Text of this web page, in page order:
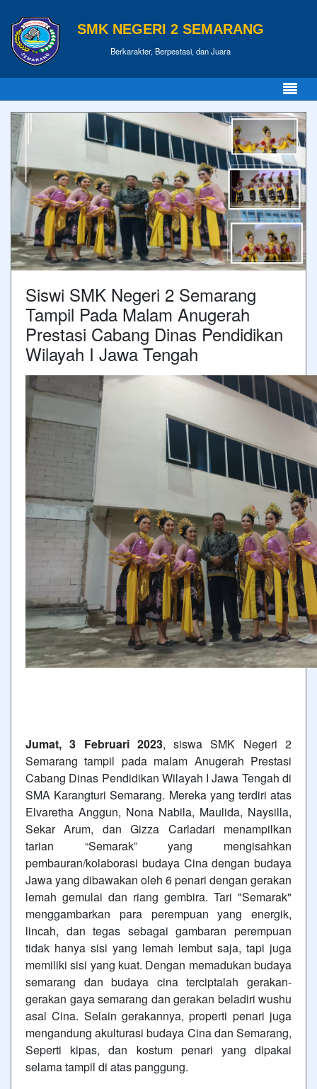
SMK NEGERI 2 SEMARANG
Berkarakter, Berpestasi, dan Juara
Siswi SMK Negeri 2 Semarang
Tampil Pada Malam Anugerah
Prestasi Cabang Dinas Pendidikan
Wilayah I Jawa Tengah
Jumat, 3 Februari 2023, siswa SMK Negeri 2
Semarang tampil pada malam Anugerah Prestasi
Cabang Dinas Pendidikan Wilayah I Jawa Tengah di
SMA Karangturi Semarang. Mereka yang terdiri atas
Elvaretha Anggun, Nona Nabila, Maulida, Naysilla,
Sekar Arum, dan Gizza Carladari menampilkan
tarian “Semarak” yang mengisahkan
pembauran/kolaborasi budaya Cina dengan budaya
Jawa yang dibawakan oleh 6 penari dengan gerakan
lemah gemulai dan riang gembira. Tari "Semarak"
menggambarkan para perempuan yang energik,
lincah, dan tegas sebagai gambaran perempuan
tidak hanya sisi yang lemah lembut saja, tapi juga
memiliki sisi yang kuat. Dengan memadukan budaya
semarang dan budaya cina terciptalah gerakan-
gerakan gaya semarang dan gerakan beladiri wushu
asal Cina. Selain gerakannya, properti penari juga
mengandung akulturasi budaya Cina dan Semarang,
Seperti kipas, dan kostum penari yang dipakai
selama tampil di atas panggung.